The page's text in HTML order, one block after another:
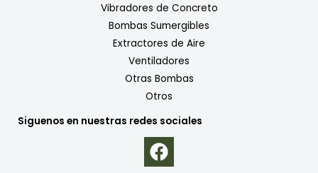
Vibradores de Concreto
Bombas Sumergibles
Extractores de Aire
Ventiladores
Otras Bombas
Otros
Siguenos en nuestras redes sociales